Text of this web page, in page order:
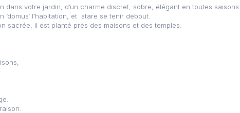
votre jardin, d’un charme discret, sobre, élégant en toutes saisons.
‘domus‘ l’habitation, et stare se tenir debout.
sacrée, il est planté près des maisons et des temples.